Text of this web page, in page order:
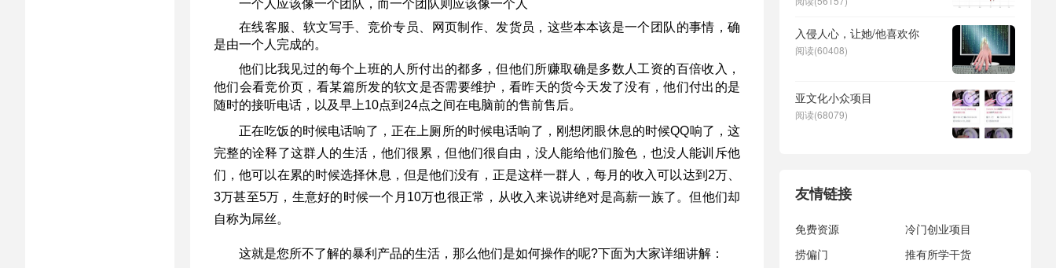
一个人应该像一个团队，而一个团队则应该像一个人
在线客服、软文写手、竞价专员、网页制作、发货员，这些本本该是一个团队的事情，确
是由一个人完成的。
他们比我见过的每个上班的人所付出的都多，但他们所赚取确是多数人工资的百倍收入，
他们会看竞价页，看某篇所发的软文是否需要维护，看昨天的货今天发了没有，他们付出的是
随时的接听电话，以及早上10点到24点之间在电脑前的售前售后。
正在吃饭的时候电话响了，正在上厕所的时候电话响了，刚想闭眼休息的时候QQ响了，这
完整的诠释了这群人的生活，他们很累，但他们很自由，没人能给他们脸色，也没人能训斥他
们，他可以在累的时候选择休息，但是他们没有，正是这样一群人， 每月的收入可以达到2万、
3万甚至5万，生意好的时候一个月10万也很正常，从收入来说讲绝对是高薪一族了。但他们却
自称为屌丝。
这就是您所不了解的暴利产品的生活，那么他们是如何操作的呢?下面为大家详细讲解：
入侵人心，让她/他喜欢你
阅读(60408)
亚文化小众项目
阅读(68079)
友情链接
免费资源
冷门创业项目
捞偏门
推有所学干货